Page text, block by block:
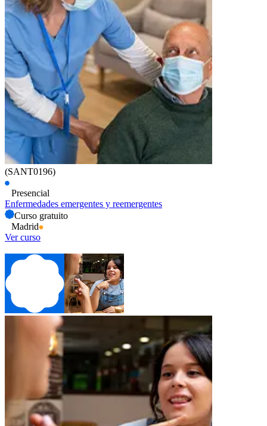
(SANT0196)
Presencial
Enfermedades emergentes y reemergentes
Curso gratuito
Madrid
Ver curso